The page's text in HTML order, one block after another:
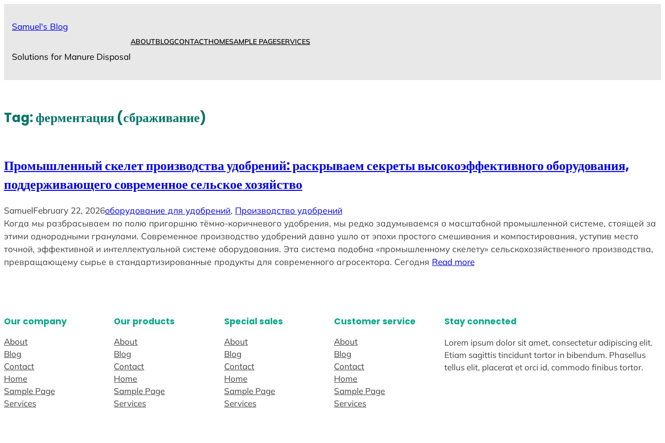
Samuel's Blog
Solutions for Manure Disposal
ABOUTBLOGCONTACTHOMESAMPLE PAGESERVICES
Tag:ферментация (сбраживание)
Промышленный скелет производства удобрений: раскрываем секреты высокоэффективного оборудования,
поддерживающего современное сельское хозяйство
SamuelFebruary 22, 2026оборудование для удобрений, Производство удобрений
Когда мы разбрасываем по полю пригоршню тёмно-коричневого удобрения, мы редко задумываемся о масштабной промышленной системе, стоящей за
этими однородными гранулами. Современное производство удобрений давно ушло от эпохи простого смешивания и компостирования, уступив место
точной, эффективной и интеллектуальной системе оборудования. Эта система подобна «промышленному скелету» сельскохозяйственного производства,
превращающему сырье в стандартизированные продукты для современного агросектора. Сегодня Read more
Our company
About
Blog
Contact
Home
Sample Page
Services
Our products
About
Blog
Contact
Home
Sample Page
Services
Special sales
About
Blog
Contact
Home
Sample Page
Services
Customer service
About
Blog
Contact
Home
Sample Page
Services
Stay connected
Lorem ipsum dolor sit amet, consectetur adipiscing elit.
Etiam sagittis tincidunt tortor in bibendum. Phasellus
tellus elit, placerat et orci id, commodo finibus tortor.